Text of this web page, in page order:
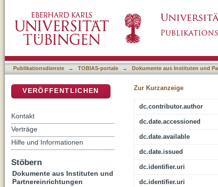
Publikationsdienste → TOBIAS-portale → Dokumente aus Instituten und
Zur Kurzanzeige
dc.contributor.author
dc.date.accessioned
dc.date.available
dc.date.issued
dc.identifier.uri
dc.identifier.uri
VERÖFFENTLICHEN
Kontakt
Verträge
Hilfe und Informationen
Stöbern
Dokumente aus Instituten und
Partnereinrichtungen